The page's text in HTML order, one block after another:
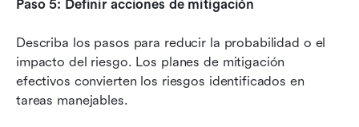
Paso 5: Definir acciones de mitigación
Describa los pasos para reducir la probabilidad o el
impacto del riesgo. Los planes de mitigación
efectivos convierten los riesgos identificados en
tareas manejables.